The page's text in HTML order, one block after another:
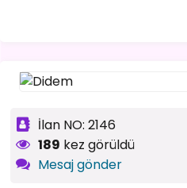
İlan NO: 2146
189 kez görüldü
Mesaj gönder